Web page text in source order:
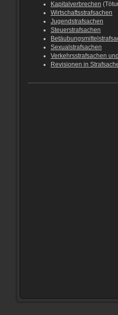
Kapitalverbrechen
Wirtschaftsstrafsachen
Jugendstrafsachen
Steuerstrafsachen
Sexualstrafsachen
Verkehrsstrafsachen
Revisionen in